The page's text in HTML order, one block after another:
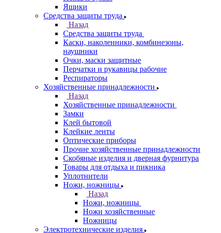
Ящики
Средства защиты труда
Назад
Средства защиты труда
Каски, наколенники, комбинезоны,
наушники
Очки, маски защитные
Перчатки и рукавицы рабочие
Респираторы
Хозяйственные принадлежности
Назад
Хозяйственные принадлежности
Замки
Клей бытовой
Клейкие ленты
Оптические приборы
Прочие хозяйственные принадлежности
Скобяные изделия и дверная фурнитура
Товары для отдыха и пикника
Уплотнители
Ножи, ножницы
Назад
Ножи, ножницы
Ножи хозяйственные
Ножницы
Электротехнические изделия